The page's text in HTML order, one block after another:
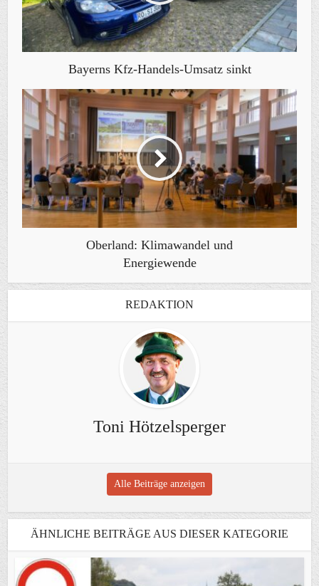
Bayerns Kfz-Handels-Umsatz sinkt
Oberland: Klimawandel und
Energiewende
REDAKTION
Toni Hötzelsperger
Alle Beiträge anzeigen
ÄHNLICHE BEITRÄGE AUS DIESER KATEGORIE